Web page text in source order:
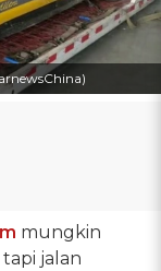
mungkin
jalan